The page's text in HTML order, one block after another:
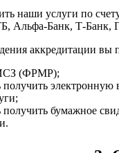
наши услуги по
Альфа-Банк, Т-Банк,
аккредитации вы
(ФРМР);
электронную
бумажное